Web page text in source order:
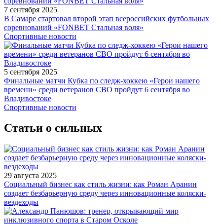
7 сентября 2025
В Самаре стартовал второй этап всероссийских футбольных
соревнований «FONBET Стальная воля»
Спортивные новости
5 сентября 2025
Финальные матчи Кубка по следж-хоккею «Герои нашего
времени» среди ветеранов СВО пройдут 6 сентября во
Владивостоке
Спортивные новости
Статьи о сильных
29 августа 2025
Социальный бизнес как стиль жизни: как Роман Аранин
создает безбарьерную среду через инновационные коляски-
вездеходы